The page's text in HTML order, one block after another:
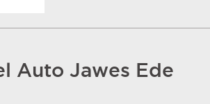
Auto Jawes Ede